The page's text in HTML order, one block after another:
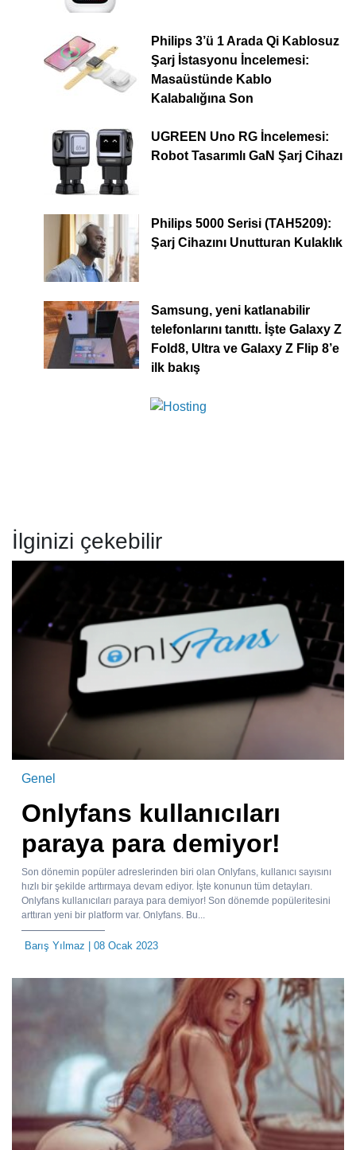
Philips 3’ü 1 Arada Qi Kablosuz
Şarj İstasyonu İncelemesi:
Masaüstünde Kablo
Kalabalığına Son
UGREEN Uno RG İncelemesi:
Robot Tasarımlı GaN Şarj Cihazı
Philips 5000 Serisi (TAH5209):
Şarj Cihazını Unutturan Kulaklık
Samsung, yeni katlanabilir
telefonlarını tanıttı. İşte Galaxy Z
Fold8, Ultra ve Galaxy Z Flip 8’e
ilk bakış
İlginizi çekebilir
Genel
Onlyfans kullanıcıları
paraya para demiyor!
Son dönemin popüler adreslerinden biri olan Onlyfans, kullanıcı sayısını
hızlı bir şekilde arttırmaya devam ediyor. İşte konunun tüm detayları.
Onlyfans kullanıcıları paraya para demiyor! Son dönemde popüleritesini
arttıran yeni bir platform var. Onlyfans. Bu...
Barış Yılmaz | 08 Ocak 2023